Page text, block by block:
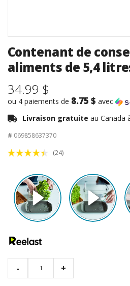
Contenant de
aliments de 5,4
34.99 $
ou 4 paiements de 8.75 $ avec
Livraison gratuite au Canada
# 069858637370
(24)
- +